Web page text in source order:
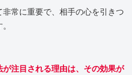
常に重要で、相手の心を引きつ
注目される理由は、その効果が